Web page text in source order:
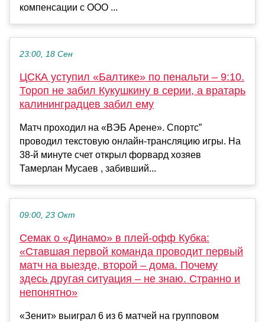
компенсации с ООО ...
23:00, 18 Сен
ЦСКА уступил «Балтике» по пенальти – 9:10.
Тороп не забил Кукушкину в серии, а вратарь
калининградцев забил ему
Матч проходил на «ВЭБ Арене». Спортс”
проводил текстовую онлайн-трансляцию игры. На
38-й минуте счет открыл форвард хозяев
Тамерлан Мусаев , забивший...
09:00, 23 Окт
Семак о «Динамо» в плей-офф Кубка:
«Ставшая первой команда проводит первый
матч на выезде, второй – дома. Почему
здесь другая ситуация – не знаю. Странно и
непонятно»
«Зенит» выиграл 6 из 6 матчей на групповом